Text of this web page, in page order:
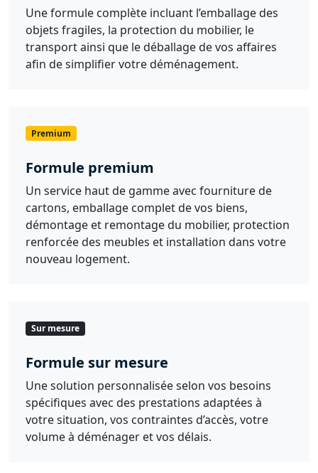
Une formule complète incluant l’emballage des
objets fragiles, la protection du mobilier, le
transport ainsi que le déballage de vos affaires
afin de simplifier votre déménagement.
Premium
Formule premium
Un service haut de gamme avec fourniture de
cartons, emballage complet de vos biens,
démontage et remontage du mobilier, protection
renforcée des meubles et installation dans votre
nouveau logement.
Sur mesure
Formule sur mesure
Une solution personnalisée selon vos besoins
spécifiques avec des prestations adaptées à
votre situation, vos contraintes d’accès, votre
volume à déménager et vos délais.